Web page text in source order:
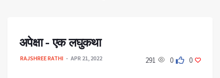
अपेक्षा - एक लघुकथा
RAJSHREE RATHI APR 21, 2022